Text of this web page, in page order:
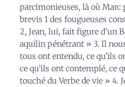
parcimonieuses, là où Marc
brevis 1 des fougueuses
2, Jean, lui, fait figure d’un
aquilin pénétrant » 3. Il
tous ont entendu, ce qu’ils
ce qu’ils ont contemplé, ce
touché du Verbe de vie » 4.